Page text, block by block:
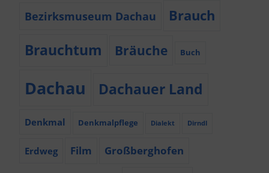
Bezirksmuseum Dachau Brauch
Brauchtum Bräuche Buch
Dachau Dachauer Land
Denkmal Denkmalpflege Dialekt Dirndl
Erdweg Film Großberghofen